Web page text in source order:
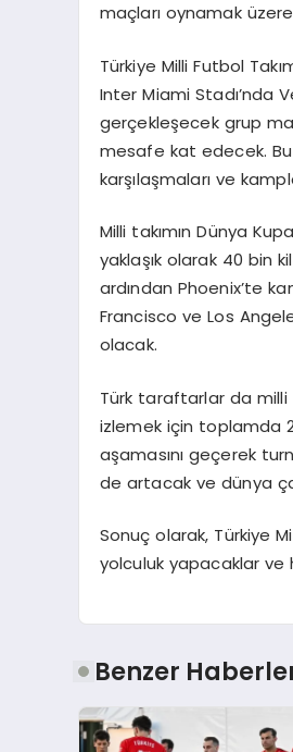
maçları oynamak
Türkiye Milli Futbol
Inter Miami Stadı’nda
gerçekleşecek grup
mesafe kat edecek. Bu
karşılaşmaları ve
Milli takımın Dünya
yaklaşık olarak 40 bin
ardından Phoenix’te
Francisco ve Los
olacak.
Türk taraftarlar da milli
izlemek için toplamda
aşamasını geçerek
de artacak ve dünya
Sonuç olarak, Türkiye
yolculuk yapacaklar
Benzer